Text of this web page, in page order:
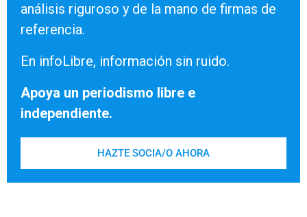
análisis riguroso y de la mano de firmas de
referencia.
En infoLibre, información sin ruido.
Apoya un periodismo libre e
independiente.
HAZTE SOCIA/O AHORA